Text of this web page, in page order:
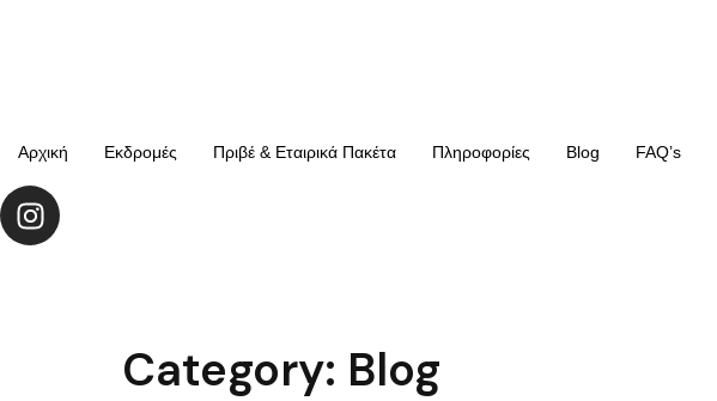
Αρχική Εκδρομές Πριβέ & Εταιρικά Πακέτα Πληροφορίες Blog FAQ’s
Category: Blog